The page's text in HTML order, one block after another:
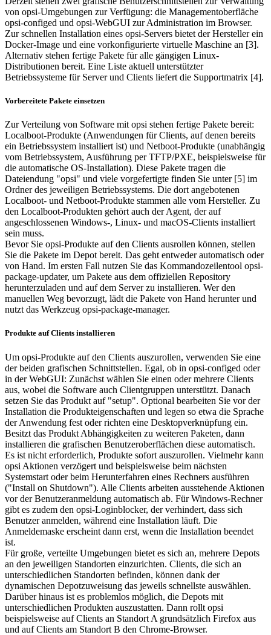
von opsi-Umgebungen zur Verfügung: die Managementoberfläche
opsi-configed und opsi-WebGUI zur Administration im Browser.
Zur schnellen Installation eines opsi-Servers bietet der Hersteller ein
Docker-Image und eine vorkonfigurierte virtuelle Maschine an [3].
Alternativ stehen fertige Pakete für alle gängigen Linux-
Distributionen bereit. Eine Liste aktuell unterstützter
Betriebssysteme für Server und Clients liefert die Supportmatrix [4].
Vorbereitete Pakete einsetzen
Zur Verteilung von Software mit opsi stehen fertige Pakete bereit:
Localboot-Produkte (Anwendungen für Clients, auf denen bereits
ein Betriebssystem installiert ist) und Netboot-Produkte (unabhängig
vom Betriebssystem, Ausführung per TFTP/PXE, beispielsweise für
die automatische OS-Installation). Diese Pakete tragen die
Dateiendung "opsi" und viele vorgefertigte finden Sie unter [5] im
Ordner des jeweiligen Betriebssystems. Die dort angebotenen
Localboot- und Netboot-Produkte stammen alle vom Hersteller. Zu
den Localboot-Produkten gehört auch der Agent, der auf
angeschlossenen Windows-, Linux- und macOS-Clients installiert
sein muss.
Bevor Sie opsi-Produkte auf den Clients ausrollen können, stellen
Sie die Pakete im Depot bereit. Das geht entweder automatisch oder
von Hand. Im ersten Fall nutzen Sie das Kommandozeilentool opsi-
package-updater, um Pakete aus dem offiziellen Repository
herunterzuladen und auf dem Server zu installieren. Wer den
manuellen Weg bevorzugt, lädt die Pakete von Hand herunter und
nutzt das Werkzeug opsi-package-manager.
Produkte auf Clients installieren
Um opsi-Produkte auf den Clients auszurollen, verwenden Sie eine
der beiden grafischen Schnittstellen. Egal, ob in opsi-configed oder
in der WebGUI: Zunächst wählen Sie einen oder mehrere Clients
aus, wobei die Software auch Clientgruppen unterstützt. Danach
setzen Sie das Produkt auf "setup". Optional bearbeiten Sie vor der
Installation die Produkteigenschaften und legen so etwa die Sprache
der Anwendung fest oder richten eine Desktopverknüpfung ein.
Besitzt das Produkt Abhängigkeiten zu weiteren Paketen, dann
installieren die grafischen Benutzeroberflächen diese automatisch.
Es ist nicht erforderlich, Produkte sofort auszurollen. Vielmehr kann
opsi Aktionen verzögert und beispielsweise beim nächsten
Systemstart oder beim Herunterfahren eines Rechners ausführen
("Install on Shutdown"). Alle Clients arbeiten ausstehende Aktionen
vor der Benutzeranmeldung automatisch ab. Für Windows-Rechner
gibt es zudem den opsi-Loginblocker, der verhindert, dass sich
Benutzer anmelden, während eine Installation läuft. Die
Anmeldemaske erscheint dann erst, wenn die Installation beendet
ist.
Für große, verteilte Umgebungen bietet es sich an, mehrere Depots
an den jeweiligen Standorten einzurichten. Clients, die sich an
unterschiedlichen Standorten befinden, können dank der
dynamischen Depotzuweisung das jeweils schnellste auswählen.
Darüber hinaus ist es problemlos möglich, die Depots mit
unterschiedlichen Produkten auszustatten. Dann rollt opsi
beispielsweise auf Clients an Standort A grundsätzlich Firefox aus
und auf Clients am Standort B den Chrome-Browser.